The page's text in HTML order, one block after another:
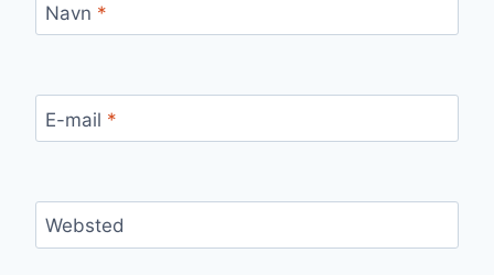
Navn *
E-mail *
Websted